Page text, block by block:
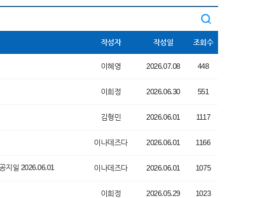
작성자 작성일 조회수
이혜영 2026.07.08 448
이희정 2026.06.30 551
김형민 2026.06.01 1117
이나데즈다 2026.06.01 1166
지일 2026.06.01 이나데즈다 2026.06.01 1075
이희정 2026.05.29 1023